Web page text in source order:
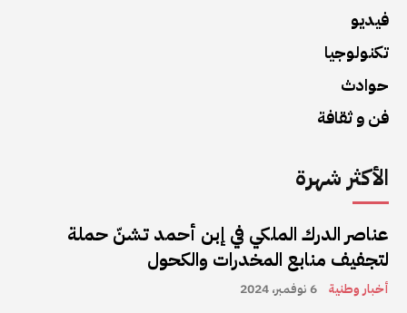
فيديو
تكنولوجيا
حوادث
فن و ثقافة
الأكثر شهرة
عناصر الدرك الملكي في إبن أحمد تشنّ حملة
لتجفيف منابع المخدرات والكحول
أخبار وطنية 6 نوفمبر، 2024